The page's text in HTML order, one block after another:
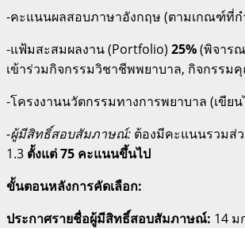
-คะแนนผลสอบภาษาอังกฤษ (ตามเกณฑ์ที่
-แฟ้มสะสมผลงาน (Portfolio) 25%(พิจาร
เข้าร่วมกิจกรรมวิชาชีพพยาบาล, กิจกรรม
-โครงงานนวัตกรรมทางการพยาบาล (เขีย
-ผู้มีสิทธิ์สอบสัมภาษณ์: ต้องมีคะแนนรวมส่
1.3 ตั้งแต่ 75 คะแนนขึ้นไป
ขั้นตอนหลังการคัดเลือก:
ประกาศรายชื่อผู้มีสิทธิ์สอบสัมภาษณ์: 14 ม